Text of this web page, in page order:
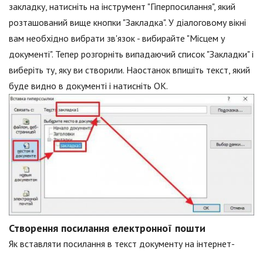
закладку, натисніть на інструмент "Гіперпосилання", який
розташований вище кнопки "Закладка". У діалоговому вікні
вам необхідно вибрати зв'язок - вибирайте "Місцем у
документі". Тепер розгорніть випадаючий список "Закладки" і
виберіть ту, яку ви створили. Наостанок впишіть текст, який
буде видно в документі і натисніть OK.
Створення посилання електронної пошти
Як вставляти посилання в текст документу на інтернет-